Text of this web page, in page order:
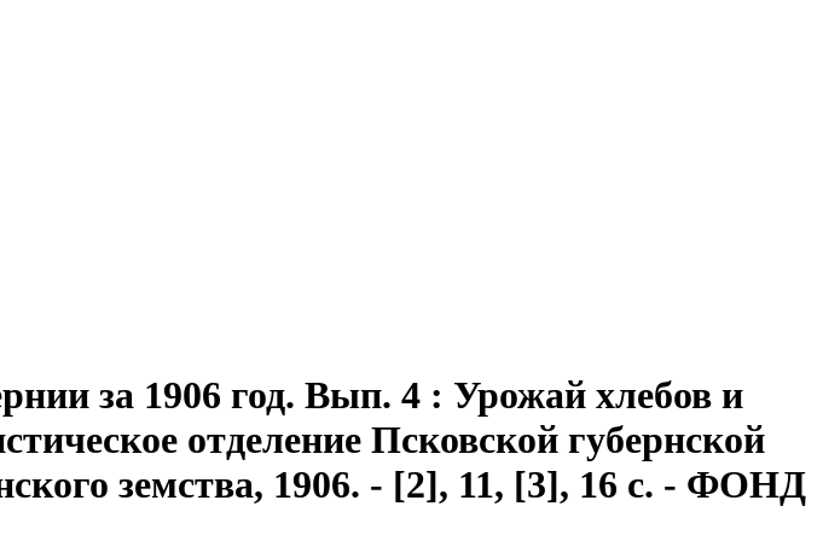
за 1906 год. Вып. 4 : Урожай хлебов и
отделение Псковской губернской
земства, 1906. - [2], 11, [3], 16 с. - ФОНД